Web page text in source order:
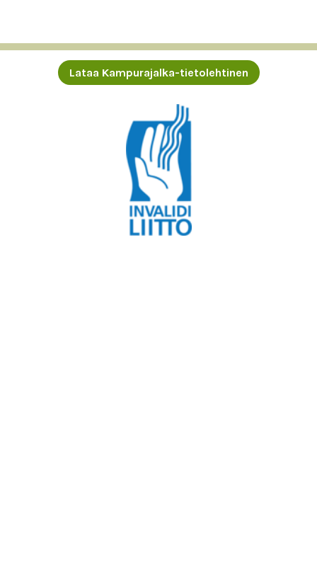
Lataa Kampurajalka-tietolehtinen